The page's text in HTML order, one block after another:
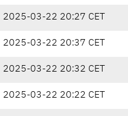
2025-03-22 20:27 CET
2025-03-22 20:37 CET
2025-03-22 20:32 CET
2025-03-22 20:22 CET